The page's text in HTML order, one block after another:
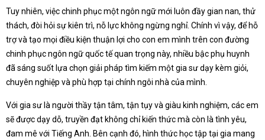
Tuy nhiên, việc chinh phục một ngôn ngữ mới luôn đầy gian nan, thử
thách, đòi hỏi sự kiên trì, nỗ lực không ngừng nghỉ. Chính vì vậy, để hỗ
trợ và tạo mọi điều kiện thuận lợi cho con em mình trên con đường
chinh phục ngôn ngữ quốc tế quan trọng này, nhiều bậc phụ huynh
đã sáng suốt lựa chọn giải pháp tìm kiếm một gia sư dạy kèm giỏi,
chuyên nghiệp và phù hợp tại chính ngôi nhà của mình.
Với gia sư là người thầy tận tâm, tận tụy và giàu kinh nghiệm, các em
sẽ được dạy dỗ, truyền đạt không chỉ kiến thức mà còn là tình yêu,
đam mê với Tiếng Anh. Bên cạnh đó, hình thức học tập tại gia mang